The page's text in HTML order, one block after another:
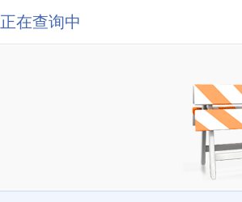
正在查询中